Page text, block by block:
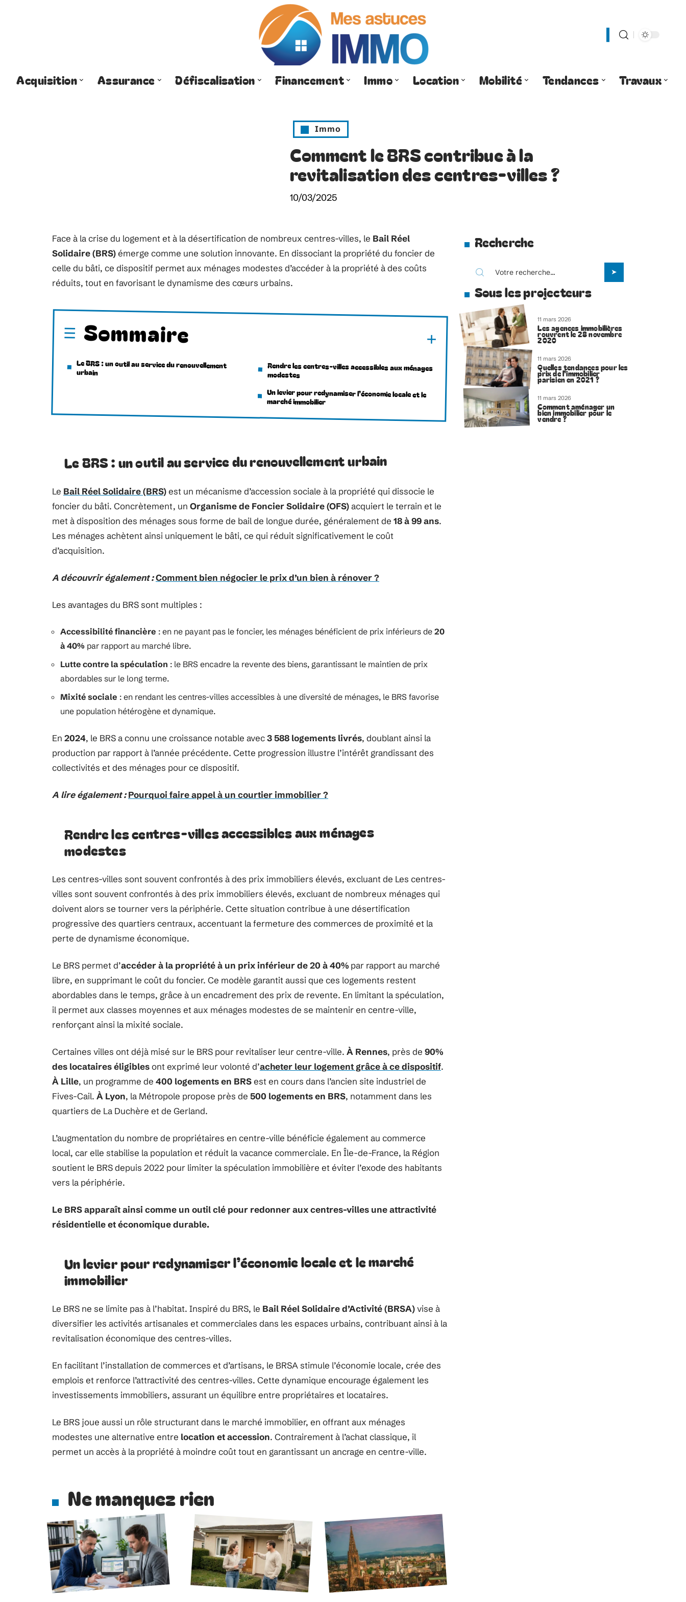
Acquisition Assurance Défiscalisation Financement Immo Location Mobilité Tendances Travaux
Immo
Comment le BRS contribue à la
revitalisation des centres-villes ?
10/03/2025
Face à la crise du logement et à la désertification de nombreux centres-villes, le Bail Réel
Solidaire (BRS)émerge comme une solution innovante. En dissociant la propriété du foncier de
celle du bâti, ce dispositif permet aux ménages modestes d’accéder à la propriété à des coûts
réduits, tout en favorisant le dynamisme des cœurs urbains.
Sommaire
Le BRS : un outil au service du renouvellement
urbain Rendre les centres-villes accessibles aux ménages
modestes
Un levier pour redynamiser l’économie locale et le
marché immobilier
Le BRS : un outil au service du renouvellement urbain
Le Bail Réel Solidaire (BRS)est un mécanisme d’accession sociale à la propriété qui dissocie le
foncier du bâti. Concrètement, un Organisme de Foncier Solidaire (OFS)acquiert le terrain et le
met à disposition des ménages sous forme de bail de longue durée, généralement de 18 à 99 ans.
Les ménages achètent ainsi uniquement le bâti, ce qui réduit significativement le coût
d’acquisition.
A découvrir également :Comment bien négocier le prix d’un bien à rénover ?
Les avantages du BRS sont multiples :
Accessibilité financière : en ne payant pas le foncier, les ménages bénéficient de prix inférieurs de 20
à 40% par rapport au marché libre.
Lutte contre la spéculation : le BRS encadre la revente des biens, garantissant le maintien de prix
abordables sur le long terme.
Mixité sociale : en rendant les centres-villes accessibles à une diversité de ménages, le BRS favorise
une population hétérogène et dynamique.
En 2024, le BRS a connu une croissance notable avec3 588 logements livrés, doublant ainsi la
production par rapport à l’année précédente. Cette progression illustre l’intérêt grandissant des
collectivités et des ménages pour ce dispositif.
A lire également : Pourquoi faire appel à un courtier immobilier ?
Rendre les centres-villes accessibles aux ménages
modestes
Les centres-villes sont souvent confrontés à des prix immobiliers élevés, excluant de Les centres-
villes sont souvent confrontés à des prix immobiliers élevés, excluant de nombreux ménages qui
doivent alors se tourner vers la périphérie. Cette situation contribue à une désertification
progressive des quartiers centraux, accentuant la fermeture des commerces de proximité et la
perte de dynamisme économique.
Le BRS permet d’accéder à la propriété à un prix inférieur de 20 à 40% par rapport au marché
libre, en supprimant le coût du foncier. Ce modèle garantit aussi que ces logements restent
abordables dans le temps, grâce à un encadrement des prix de revente. En limitant la spéculation,
il permet aux classes moyennes et aux ménages modestes de se maintenir en centre-ville,
renforçant ainsi la mixité sociale.
Certaines villes ont déjà misé sur le BRS pour revitaliser leur centre-ville. À Rennes, près de 90%
des locataires éligiblesont exprimé leur volonté d’acheter leur logement grâce à ce dispositif.
À Lille, un programme de 400 logements en BRSest en cours dans l’ancien site industriel de
Fives-Cail. À Lyon, la Métropole propose près de 500 logements en BRS, notamment dans les
quartiers de La Duchère et de Gerland.
L’augmentation du nombre de propriétaires en centre-ville bénéficie également au commerce
local, car elle stabilise la population et réduit la vacance commerciale. En Île-de-France, la Région
soutient le BRS depuis 2022 pour limiter la spéculation immobilière et éviter l’exode des habitants
vers la périphérie.
Le BRS apparaît ainsi comme un outil clé pour redonner aux centres-villes une attractivité
résidentielle et économique durable.
Un levier pour redynamiser l’économie locale et le marché
immobilier
Le BRS ne se limite pas à l’habitat. Inspiré du BRS, le Bail Réel Solidaire d’Activité (BRSA)vise à
diversifier les activités artisanales et commerciales dans les espaces urbains, contribuant ainsi à la
revitalisation économique des centres-villes.
En facilitant l’installation de commerces et d’artisans, le BRSA stimule l’économie locale, crée des
emplois et renforce l’attractivité des centres-villes. Cette dynamique encourage également les
investissements immobiliers, assurant un équilibre entre propriétaires et locataires.
Le BRS joue aussi un rôle structurant dans le marché immobilier, en offrant aux ménages
modestes une alternative entre location et accession. Contrairement à l’achat classique, il
permet un accès à la propriété à moindre coût tout en garantissant un ancrage en centre-ville.
Ne manquez rien
Recherche
Sous les projecteurs
11 mars 2026
Les agences immobilières
rouvrent le 28 novembre
2020
11 mars 2026
Quelles tendances pour les
prix de l’immobilier
parisien en 2021 ?
11 mars 2026
Comment aménager un
bien immobilier pour le
vendre ?